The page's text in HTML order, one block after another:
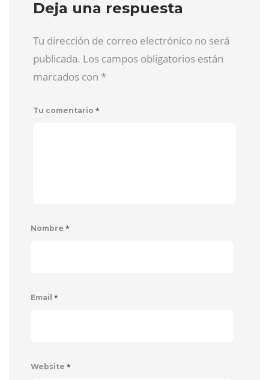
Deja una respuesta
Tu dirección de correo electrónico no será
publicada. Los campos obligatorios están
marcados con *
Tu comentario *
Nombre *
Email *
Website *